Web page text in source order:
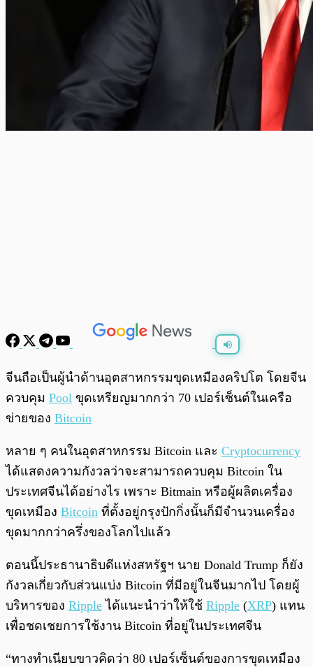
พร้อมเล่น 0:00/ 0:00
จีนถือเป็นผู้นำด้านอุตสาหกรรมขุดเหมืองคริปโต โดยจีน
ควบคุม Pool ขุดเหรียญมากกว่า 70 เปอร์เซ็นต์ในเครือ
ข่ายของ Bitcoin
หลาย ๆ คนในอุตสาหกรรม Bitcoin และ Cryptocurrency
ได้แสดงความกังวลว่าจะสามารถควบคุม Bitcoin ใน
ประเทศจีนได้อย่างไร เพราะ Bitmain หรือผู้ผลิตเครื่อง
ขุดเหมือง Bitcoin ที่ตั้งอยู่กรุงปักกิ่งนั้นก็มีจำนวนเครื่อง
ขุดมากกว่าครึ่งของโลกไปแล้ว
ตอนนี้ประธานาธิบดีแห่งสหรัฐฯ นาย Donald Trump ก็ยัง
กังวลเกี่ยวกับส่วนแบ่ง Bitcoin ที่มีอยู่ในจีนมากไป โดยผู้
บริหารของ Ripple ได้แนะนำว่าให้ใช้ Ripple (XRP) แทน
เพื่อชดเชยการใช้งาน Bitcoin ที่อยู่ในประเทศจีน
“ทางทำเนียบขาวคิดว่า 80 เปอร์เซ็นต์ของการขุดเหมือง